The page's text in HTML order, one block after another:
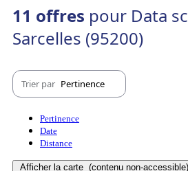
11 offres pour Data
Sarcelles (95200)
Trier par Pertinence
Pertinence
Date
Distance
Afficher la carte (contenu non-accessible)